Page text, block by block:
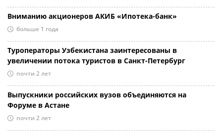
Вниманию акционеров АКИБ «Ипотека-банк»
больше 1 года
Туроператоры Узбекистана заинтересованы в
увеличении потока туристов в Санкт-Петербург
почти 2 лет
Выпускники российских вузов объединяются на
Форуме в Астане
почти 2 лет